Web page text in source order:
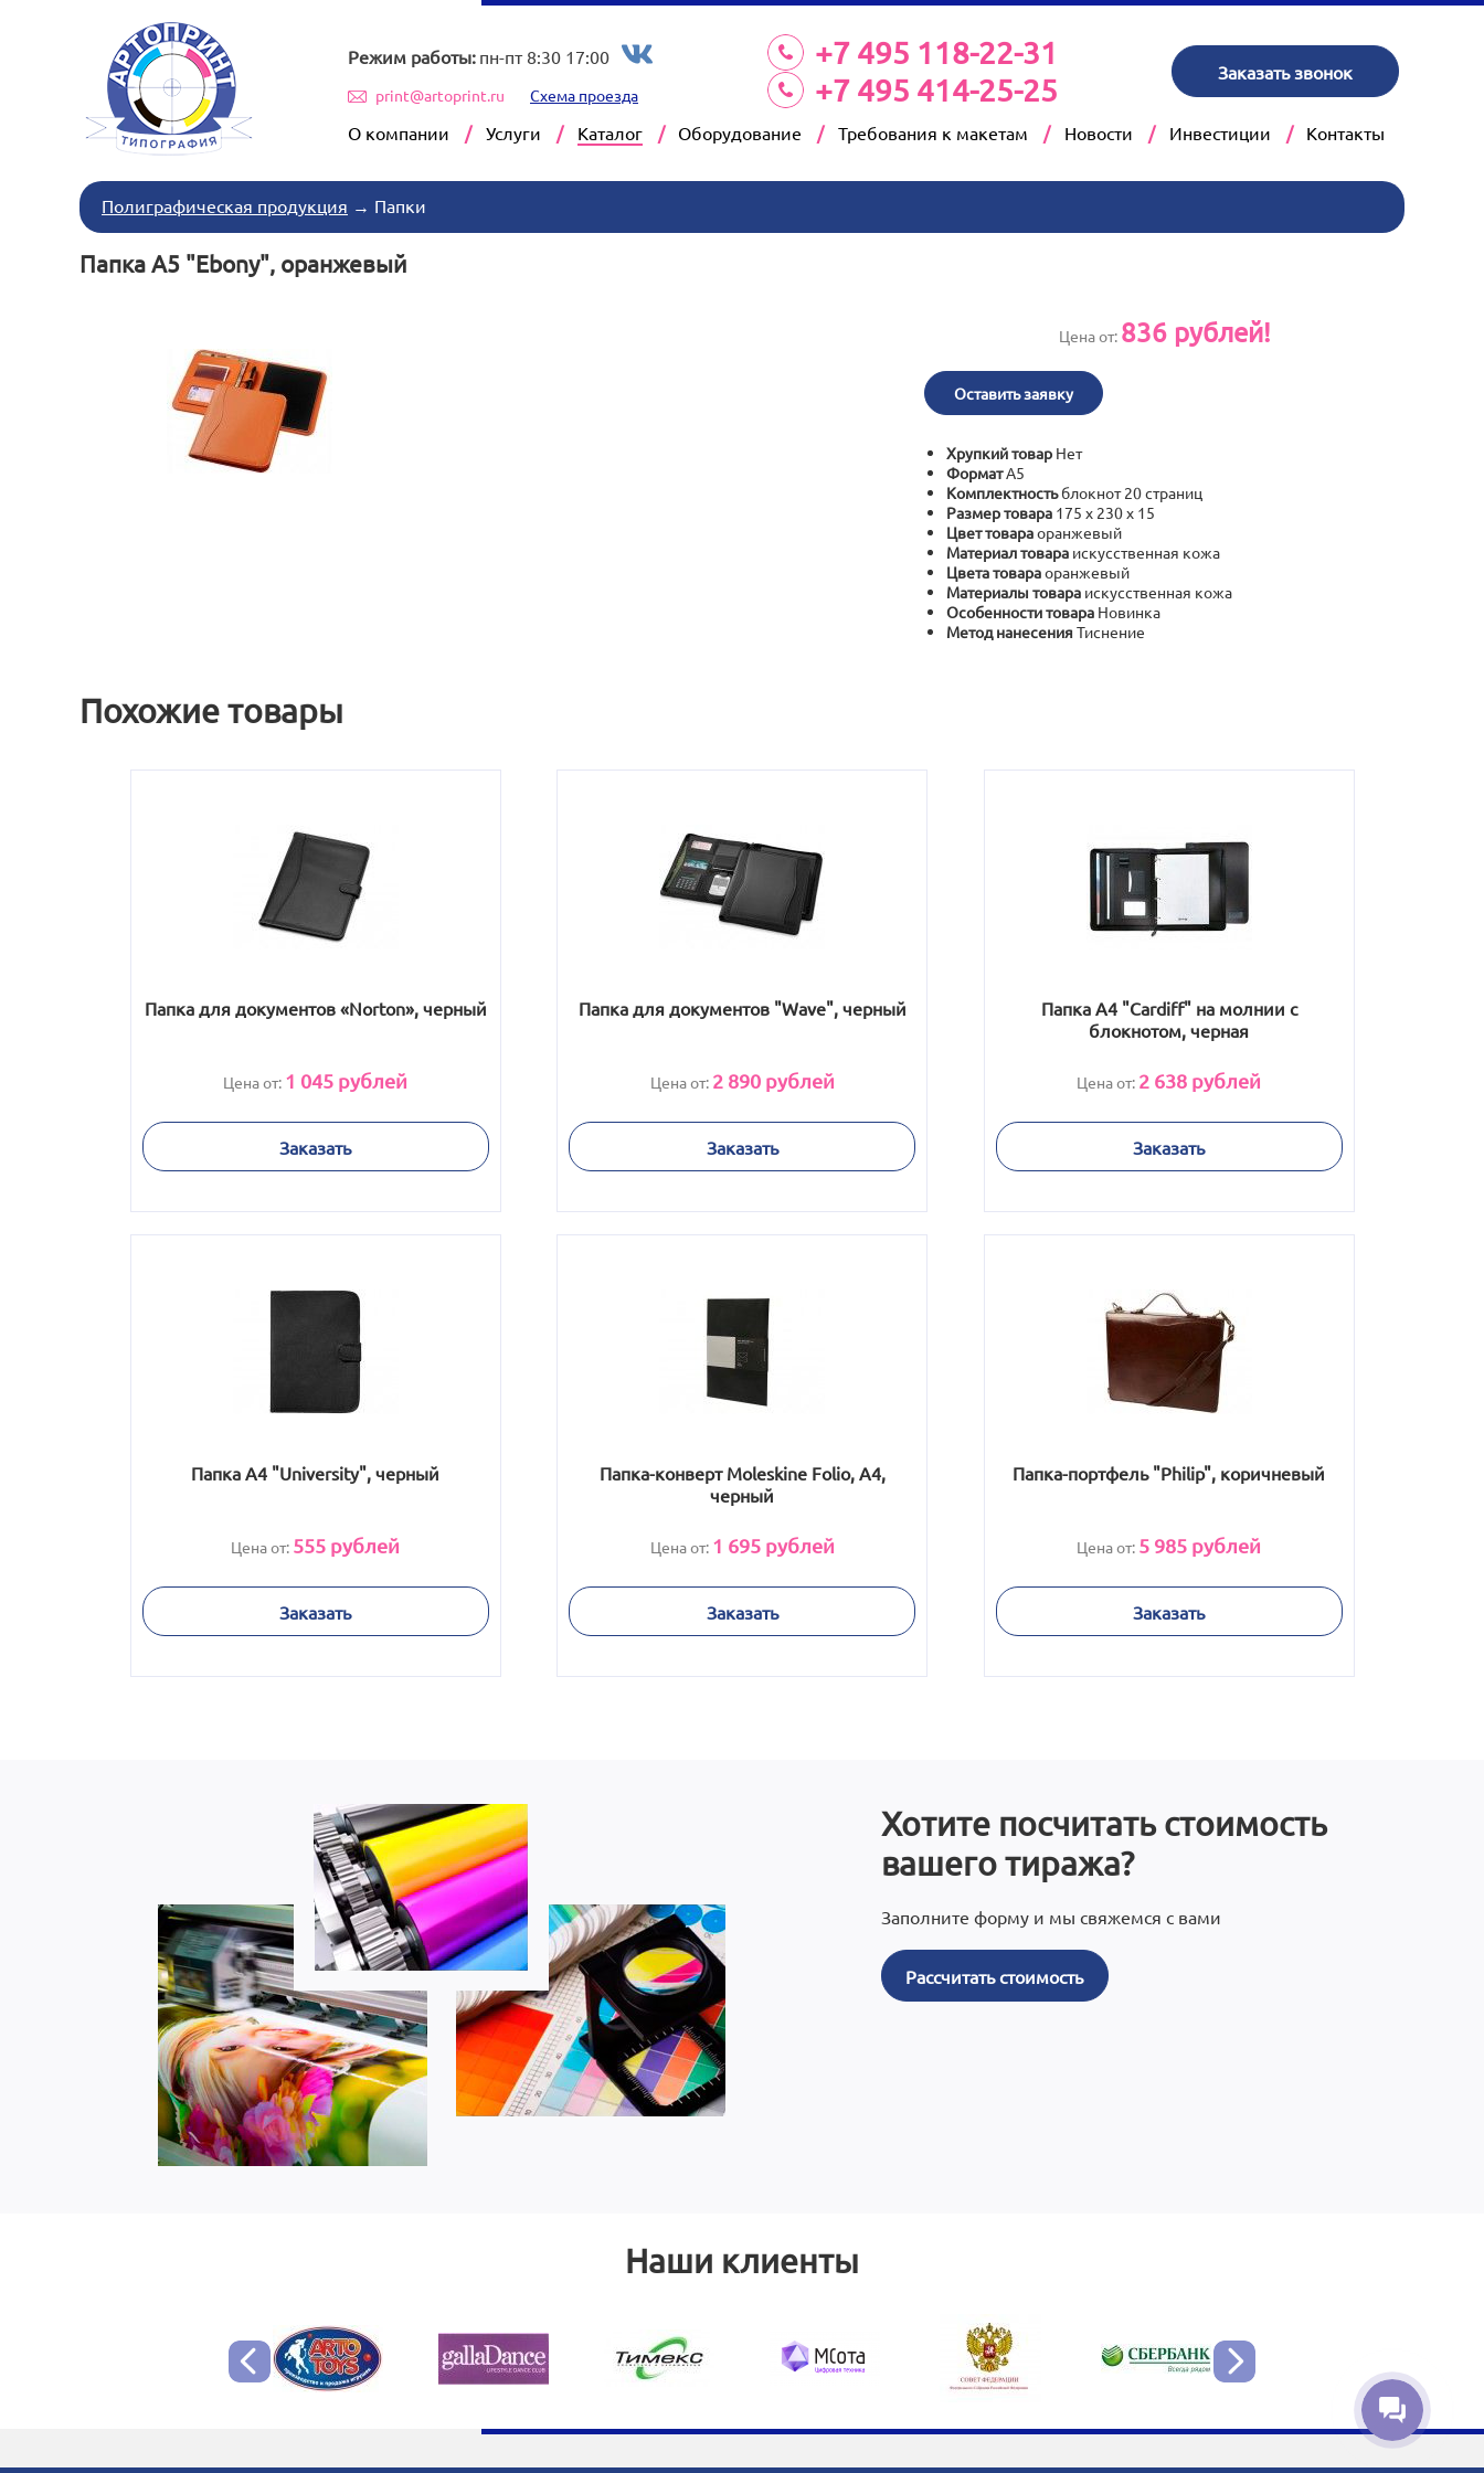
Режим работы: пн-пт 8:30 17:00
print@artoprint.ru Схема проезда
+7 495 118-22-31
+7 495 414-25-25
Заказать звонок
О компании Услуги Каталог Оборудование Требования к макетам Новости Инвестиции Контакты
Полиграфическая продукция → Папки
Папка A5 "Ebony", оранжевый
Цена от: 836рублей!
Оставить заявку
Хрупкий товар Нет
ФорматА5
Комплектность блокнот 20 страниц
Размер товара 175 х 230 х 15
Цвет товараоранжевый
Материал товара искусственная кожа
Цвета товараоранжевый
Материалы товара искусственная кожа
Особенности товара Новинка
Метод нанесения Тиснение
Похожие товары
Папка для документов «Norton», черный
Цена от: 1 045 рублей
Заказать
Папка для документов "Wave", черный
Цена от: 2 890рублей
Заказать
Папка А4 "Cardiff" на молнии с
блокнотом, черная
Цена от: 2 638 рублей
Заказать
Папка A4 "University", черный
Цена от: 555 рублей
Заказать
Папка-конверт Moleskine Folio, А4,
черный
Цена от: 1 695рублей
Заказать
Папка-портфель "Philip", коричневый
Цена от: 5 985 рублей
Заказать
Хотите посчитать стоимость
вашего тиража?
Заполните форму и мы свяжемся с вами
Рассчитать стоимость
Наши клиенты